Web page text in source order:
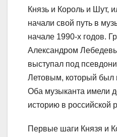
Князь и Король и Шут,
начали свой путь в
начале 1990-х годов.
Александром
выступал под
Летовым, который был
Оба музыканта имели
историю в российской
Первые шаги Князя и